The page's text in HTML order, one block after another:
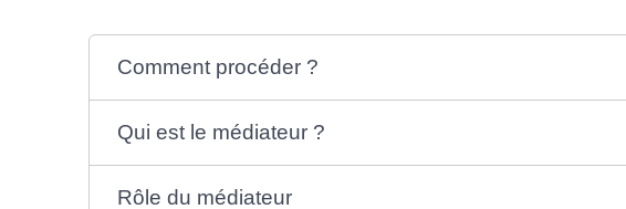
Comment procéder ?
Qui est le médiateur ?
Rôle du médiateur